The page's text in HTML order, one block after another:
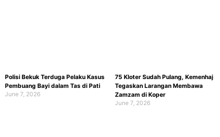
Polisi Bekuk Terduga Pelaku Kasus
Pembuang Bayi dalam Tas di Pati
June 7, 2026
75 Kloter Sudah Pulang, Kemenhaj
Tegaskan Larangan Membawa
Zamzam di Koper
June 7, 2026